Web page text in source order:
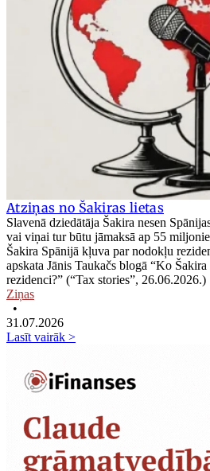
Atziņas no Šakiras lietas
Slavenā dziedātāja Šakira nesen
vai viņai tur būtu jāmaksā ap 55
Šakira Spānijā kļuva par nodokļu
apskata Jānis Taukačs blogā “Ko
rezidenci?” (“Tax stories”, 26.06.2026.)
Ziņas
•
31.07.2026
Lasīt vairāk >